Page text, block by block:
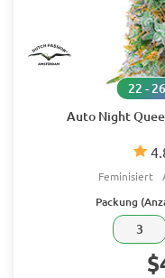
Auto Night
22 -
Feminisiert
Packung
3